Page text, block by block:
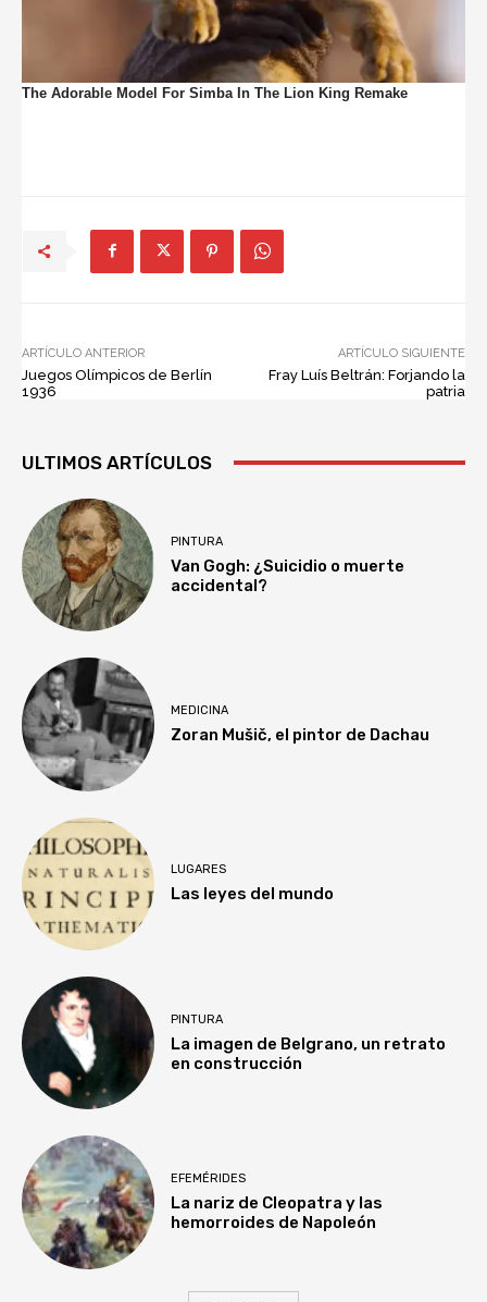
ARTÍCULO ANTERIOR
Juegos Olímpicos de Berlín
1936
ARTÍCULO SIGUIENTE
Fray Luís Beltrán: Forjando la
patria
ULTIMOS ARTÍCULOS
PINTURA
Van Gogh: ¿Suicidio o muerte
accidental?
MEDICINA
Zoran Mušič, el pintor de Dachau
LUGARES
Las leyes del mundo
PINTURA
La imagen de Belgrano, un retrato
en construcción
EFEMÉRIDES
La nariz de Cleopatra y las
hemorroides de Napoleón